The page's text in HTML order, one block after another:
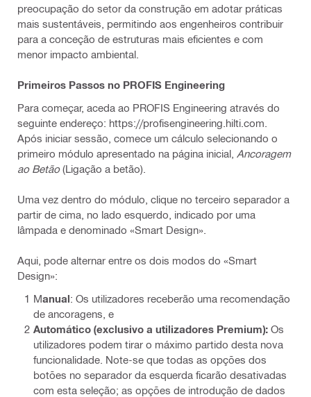
preocupação do setor da construção em adotar práticas
mais sustentáveis, permitindo aos engenheiros contribuir
para a conceção de estruturas mais eficientes e com
menor impacto ambiental.
Primeiros Passos no PROFIS Engineering
Para começar, aceda ao PROFIS Engineering através do
seguinte endereço: https://profisengineering.hilti.com.
Após iniciar sessão, comece um cálculo selecionando o
primeiro módulo apresentado na página inicial, Ancoragem
ao Betão(Ligação a betão).
Uma vez dentro do módulo, clique no terceiro separador a
partir de cima, no lado esquerdo, indicado por uma
lâmpada e denominado «Smart Design».
Aqui, pode alternar entre os dois modos do «Smart
Design»:
Manual: Os utilizadores receberão uma recomendação
de ancoragens, e
Automático (exclusivo a utilizadores Premium): Os
utilizadores podem tirar o máximo partido desta nova
funcionalidade. Note-se que todas as opções dos
botões no separador da esquerda ficarão desativadas
com esta seleção; as opções de introdução de dados